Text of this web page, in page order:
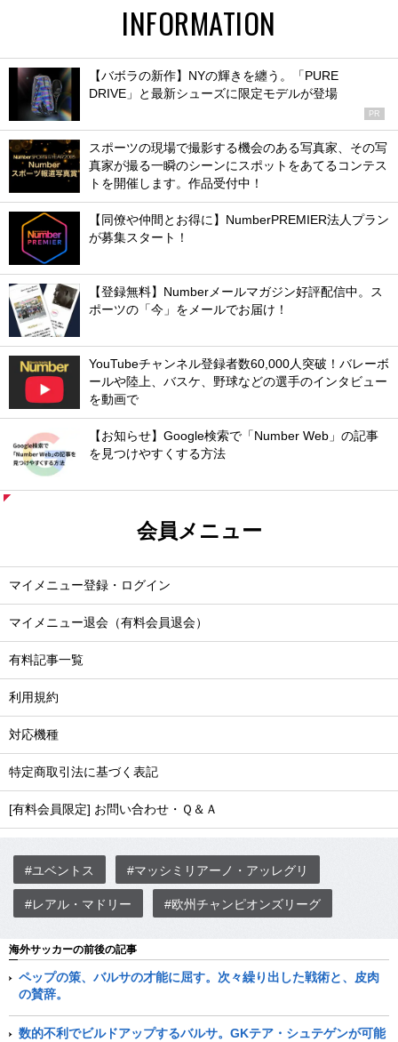
INFORMATION
【バボラの新作】NYの輝きを纏う。「PURE
DRIVE」と最新シューズに限定モデルが登場
PR
スポーツの現場で撮影する機会のある写真家、その写
真家が撮る一瞬のシーンにスポットをあてるコンテス
トを開催します。作品受付中！
【同僚や仲間とお得に】NumberPREMIER法人プラン
が募集スタート！
【登録無料】Numberメールマガジン好評配信中。ス
ポーツの「今」をメールでお届け！
YouTubeチャンネル登録者数60,000人突破！バレーボ
ールや陸上、バスケ、野球などの選手のインタビュー
を動画で
【お知らせ】Google検索で「Number Web」の記事
を見つけやすくする方法
会員メニュー
マイメニュー登録・ログイン
マイメニュー退会（有料会員退会）
有料記事一覧
利用規約
対応機種
特定商取引法に基づく表記
[有料会員限定] お問い合わせ・Ｑ＆Ａ
#ユベントス #マッシミリアーノ・アッレグリ
#レアル・マドリー #欧州チャンピオンズリーグ
海外サッカーの前後の記事
ペップの策、バルサの才能に屈す。次々繰り出した戦術と、皮肉
の賛辞。
数的不利でビルドアップするバルサ。GKテア・シュテゲンが可能